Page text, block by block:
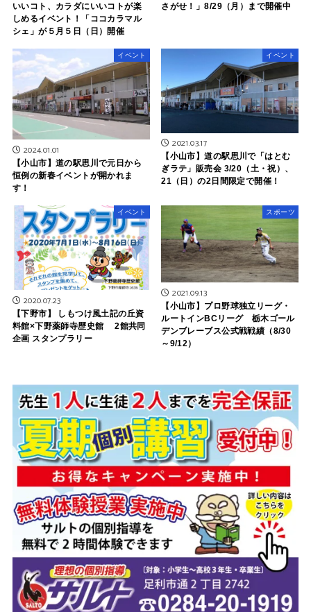
いいコト、カラダにいいコトが楽
しめるイベント！「ココカラマル
シェ」が５月５日（日）開催
さがせ！」8/29（月）まで開催中
イベント
2024.01.01
【小山市】道の駅思川で元日から
恒例の新春イベントが開かれま
す！
イベント
2021.03.17
【小山市】道の駅思川で「はとむ
ぎラテ」販売会 3/20（土・祝）、
21（日）の2日間限定で開催！
イベント
2020.07.23
【下野市】 しもつけ風土記の丘資
料館×下野薬師寺歴史館 2館共同
企画 スタンプラリー
スポーツ
2021.09.13
【小山市】プロ野球独立リーグ・
ルートインBCリーグ 栃木ゴール
デンブレーブス公式戦戦績（8/30
～9/12）